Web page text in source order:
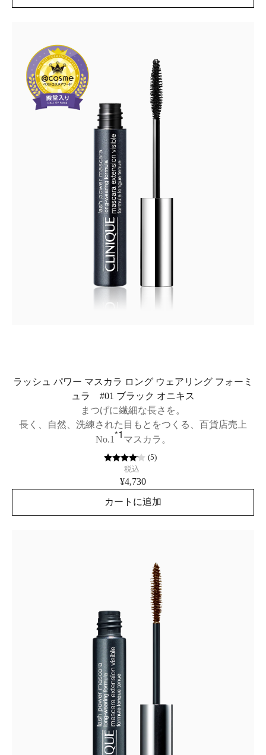
ラッシュ パワー マスカラ ロング ウェアリング フォーミ
ュラ #01 ブラック オニキス
まつげに繊細な長さを。
長く、自然、洗練された目もとをつくる、百貨店売上
No.1*1 マスカラ。
(5)
税込
¥4,730
カートに追加